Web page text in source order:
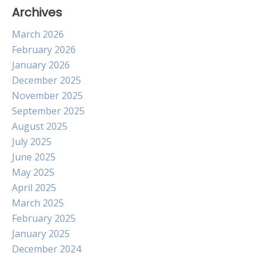
Archives
March 2026
February 2026
January 2026
December 2025
November 2025
September 2025
August 2025
July 2025
June 2025
May 2025
April 2025
March 2025
February 2025
January 2025
December 2024